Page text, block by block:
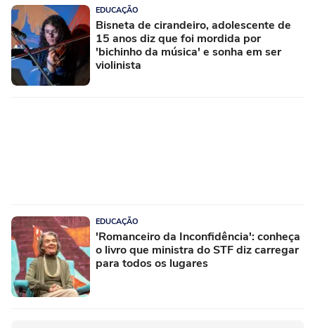
EDUCAÇÃO
Bisneta de cirandeiro, adolescente de
15 anos diz que foi mordida por
'bichinho da música' e sonha em ser
violinista
EDUCAÇÃO
'Romanceiro da Inconfidência': conheça
o livro que ministra do STF diz carregar
para todos os lugares